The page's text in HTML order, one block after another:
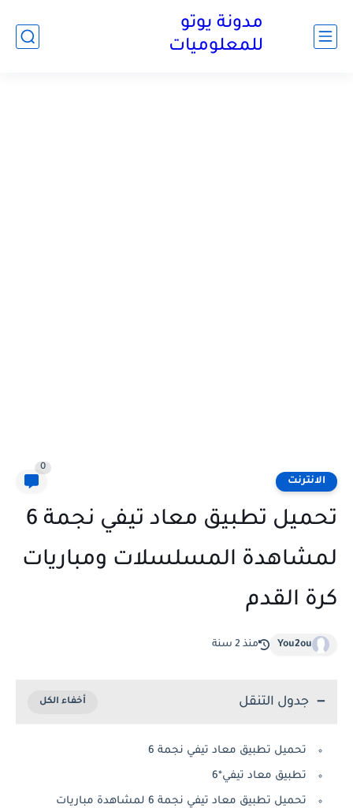
مدونة يوتو
للمعلوميات
الانترنت
0
تحميل تطبيق معاد تيفي نجمة 6
لمشاهدة المسلسلات ومباريات
كرة القدم
You2ou منذ 2 سنة
جدول التنقل
تحميل تطبيق معاد تيفي نجمة 6
تطبيق معاد تيفي*6
تحميل تطبيق معاد تيفي نجمة 6 لمشاهدة مباريات